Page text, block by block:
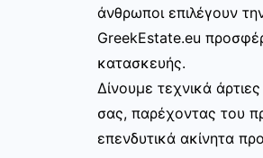
άνθρωποι επιλέγουν
GreekEstate.eu
κατασκευής.
Δίνουμε τεχνικά
σας, παρέχοντας του
επενδυτικά ακίνητα